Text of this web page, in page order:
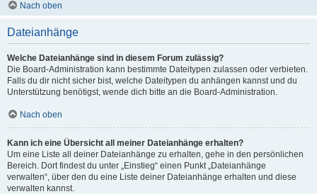
Nach oben
Dateianhänge
Welche Dateianhänge sind in diesem Forum zulässig?
Die Board-Administration kann bestimmte Dateitypen zulassen oder verbieten.
Falls du dir nicht sicher bist, welche Dateitypen du anhängen kannst und du
Unterstützung benötigst, wende dich bitte an die Board-Administration.
Nach oben
Kann ich eine Übersicht all meiner Dateianhänge erhalten?
Um eine Liste all deiner Dateianhänge zu erhalten, gehe in den persönlichen
Bereich. Dort findest du unter „Einstieg“ einen Punkt „Dateianhänge
verwalten“, über den du eine Liste deiner Dateianhänge erhalten und diese
verwalten kannst.